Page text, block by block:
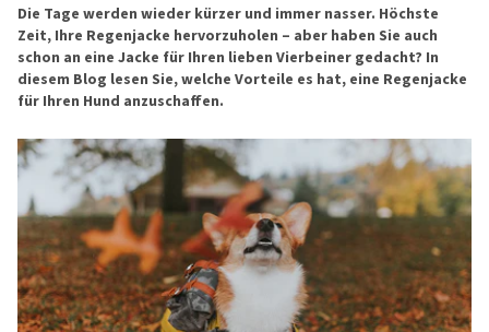
Die Tage werden wieder kürzer und immer nasser. Höchste
Zeit, Ihre Regenjacke hervorzuholen – aber haben Sie auch
schon an eine Jacke für Ihren lieben Vierbeiner gedacht? In
diesem Blog lesen Sie, welche Vorteile es hat, eine Regenjacke
für Ihren Hund anzuschaffen.